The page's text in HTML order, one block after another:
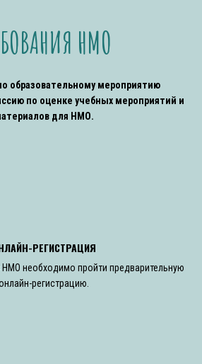
НМО
образовательному мероприятию
по оценке учебных мероприятий и
для НМО.
РЕГИСТРАЦИЯ
необходимо пройти предварительную
регистрацию.